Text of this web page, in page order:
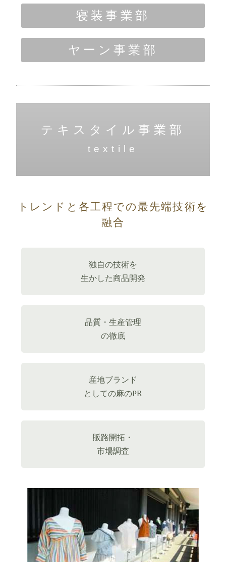
寝装事業部
ヤーン事業部
テキスタイル事業部
textile
トレンドと各工程での最先端技術を
融合
独自の技術を
生かした商品開発
品質・生産管理
の徹底
産地ブランド
としての麻のPR
販路開拓・
市場調査